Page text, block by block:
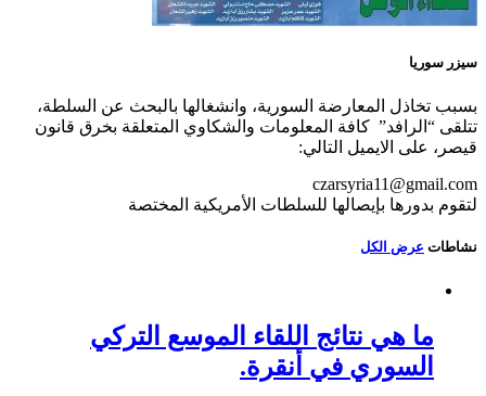
سيزر سوريا
بسبب تخاذل المعارضة السورية، وانشغالها بالبحث عن السلطة،
تتلقى “الرافد” كافة المعلومات والشكاوي المتعلقة بخرق قانون
قيصر، على الايميل التالي:
czarsyria11@gmail.com
لتقوم بدورها بإيصالها للسلطات الأمريكية المختصة
نشاطات عرض الكل
ما هي نتائج اللقاء الموسع التركي
السوري في أنقرة.